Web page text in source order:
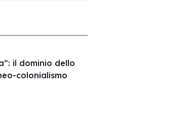
il dominio dello
colonialismo